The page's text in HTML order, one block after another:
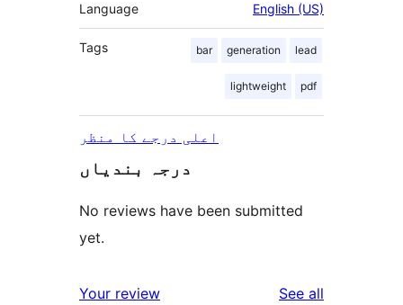
Language English (US)
Tags bar generation lead
lightweight pdf
اعلی درجے کا منظر
درجہ بندیاں
No reviews have been submitted
yet.
Your review See all